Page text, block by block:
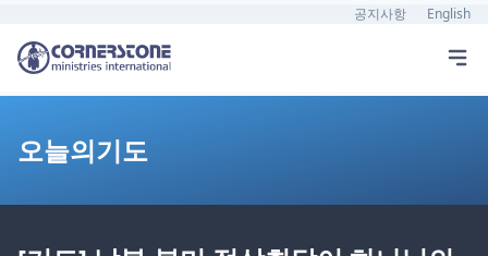
공지사항 English
오늘의기도